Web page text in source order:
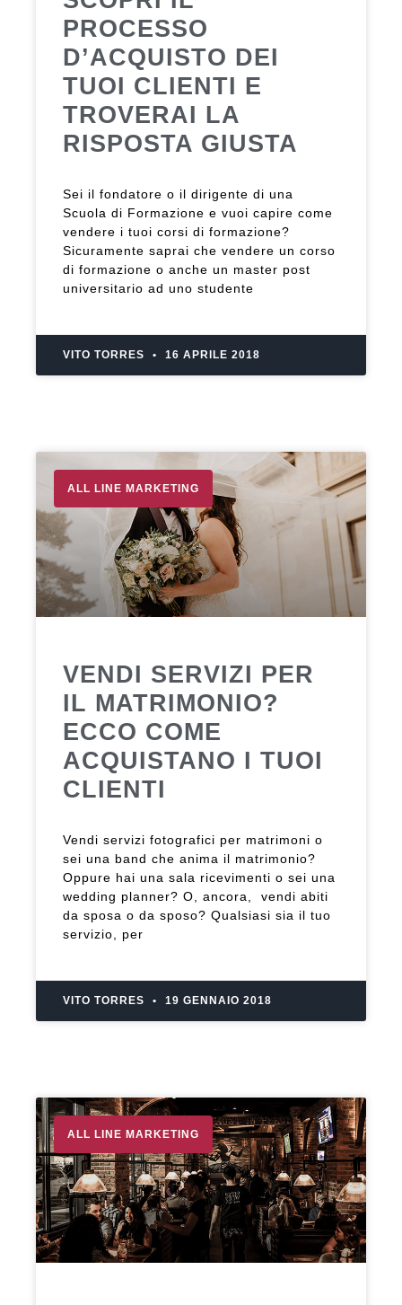
PROCESSO
D’ACQUISTO DEI
TUOI CLIENTI E
TROVERAI LA
RISPOSTA GIUSTA
Sei il fondatore o il dirigente di una
Scuola di Formazione e vuoi capire come
vendere i tuoi corsi di formazione?
Sicuramente saprai che vendere un corso
di formazione o anche un master post
universitario ad uno studente
VITO TORRES 16 APRILE 2018
ALL LINE MARKETING
VENDI SERVIZI PER
IL MATRIMONIO?
ECCO COME
ACQUISTANO I TUOI
CLIENTI
Vendi servizi fotografici per matrimoni o
sei una band che anima il matrimonio?
Oppure hai una sala ricevimenti o sei una
wedding planner? O, ancora, vendi abiti
da sposa o da sposo? Qualsiasi sia il tuo
servizio, per
VITO TORRES 19 GENNAIO 2018
ALL LINE MARKETING